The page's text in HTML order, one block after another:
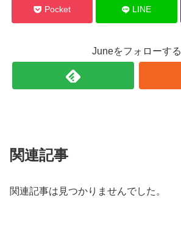
Pocket LINE
Juneをフォローする
関連記事
関連記事は見つかりませんでした。